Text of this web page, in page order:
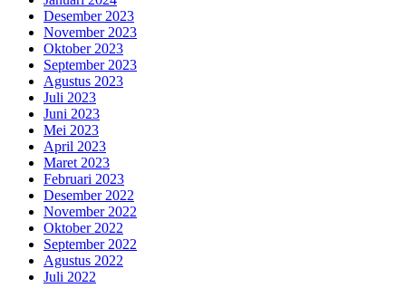
Desember 2023
November 2023
Oktober 2023
September 2023
Agustus 2023
Juli 2023
Juni 2023
Mei 2023
April 2023
Maret 2023
Februari 2023
Desember 2022
November 2022
Oktober 2022
September 2022
Agustus 2022
Juli 2022